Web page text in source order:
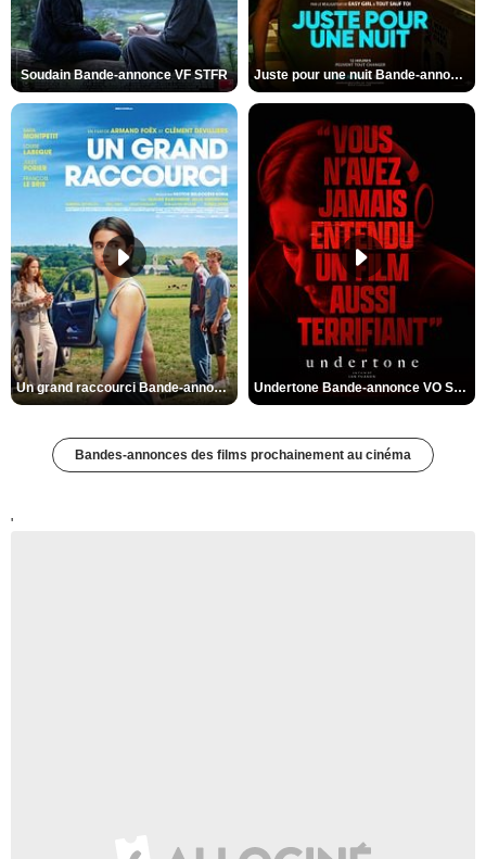
Soudain Bande-annonce VF STFR Juste pour une nuit Bande-annonce VO STFR
Un grand raccourci Bande-annonce VF Undertone Bande-annonce VO STFR
Bandes-annonces des films prochainement au cinéma
'